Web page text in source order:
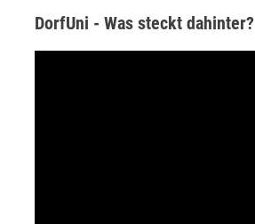
DorfUni - Was steckt dahinter?